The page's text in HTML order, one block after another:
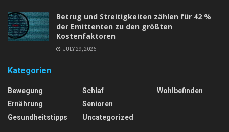
Betrug und Streitigkeiten zählen für 42 %
der Emittenten zu den größten
Kostenfaktoren
JULY 29, 2026
Kategorien
Bewegung
Ernährung
Gesundheitstipps
Schlaf
Senioren
Uncategorized
Wohlbefinden